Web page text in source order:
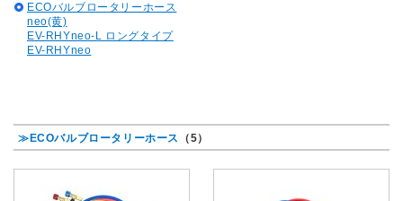
ECOバルブロータリーホース
neo(黄)
EV-RHYneo-L ロングタイプ
EV-RHYneo
≫ECOバルブロータリーホース （5）